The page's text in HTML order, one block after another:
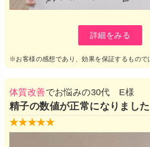
詳細をみる
※お客様の感想であり、効果を保証するもので
体質改善でお悩みの30代 E様
精子の数値が正常になりました
★★★★★